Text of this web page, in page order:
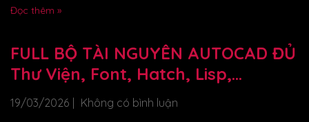
Đọc thêm »
FULL BỘ TÀI NGUYÊN AUTOCAD ĐỦ
Thư Viện, Font, Hatch, Lisp,
Template, Công Trình Mẫu, ISO,…
19/03/2026
Không có bình luận